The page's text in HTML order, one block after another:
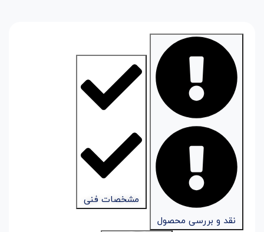
نقد و بررسی محصول
مشخصات فنی